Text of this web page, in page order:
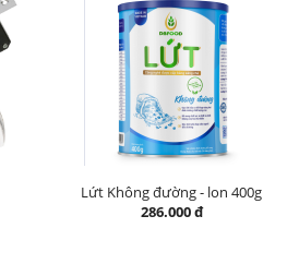
Lứt Không đường - lon 400g
286.000 đ